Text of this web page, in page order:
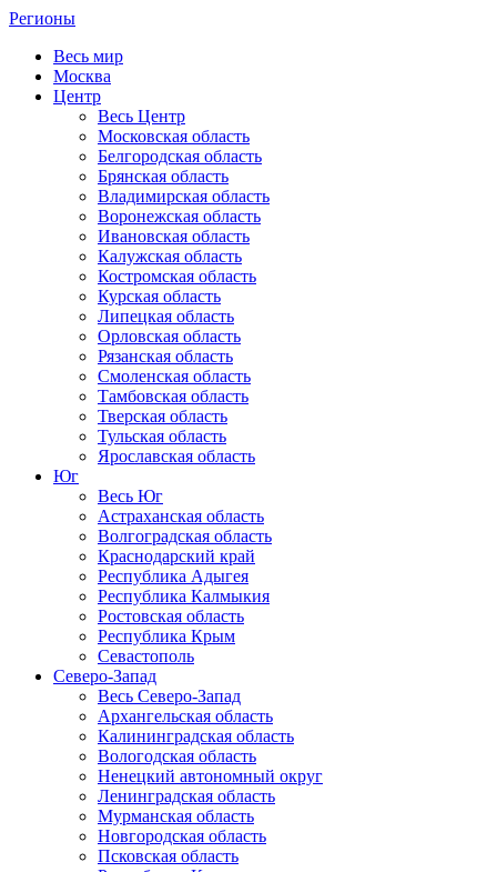
Регионы
Весь мир
Москва
Центр
Весь Центр
Московская область
Белгородская область
Брянская область
Владимирская область
Воронежская область
Ивановская область
Калужская область
Костромская область
Курская область
Липецкая область
Орловская область
Рязанская область
Смоленская область
Тамбовская область
Тверская область
Тульская область
Ярославская область
Юг
Весь Юг
Астраханская область
Волгоградская область
Краснодарский край
Республика Адыгея
Республика Калмыкия
Ростовская область
Республика Крым
Севастополь
Северо-Запад
Весь Северо-Запад
Архангельская область
Калининградская область
Вологодская область
Ненецкий автономный округ
Ленинградская область
Мурманская область
Новгородская область
Псковская область